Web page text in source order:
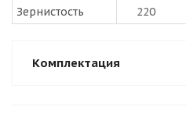
Зернистость
220
Комплектация